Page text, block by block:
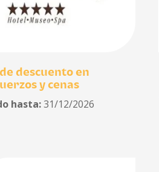
descuento en
y cenas
hasta:31/12/2026